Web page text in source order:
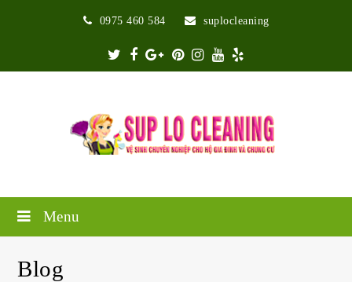
0975 460 584 suplocleaning
Twitter
Facebook
Google
Plus
Pinterest
Instagram
Youtube
Yelp
Menu
Blog